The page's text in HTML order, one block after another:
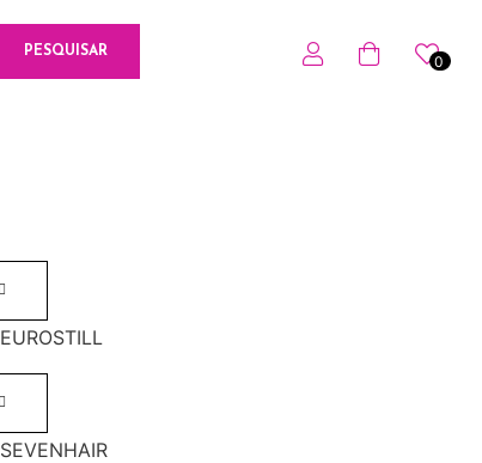
PESQUISAR
0
0
EUROSTILL
SEVENHAIR